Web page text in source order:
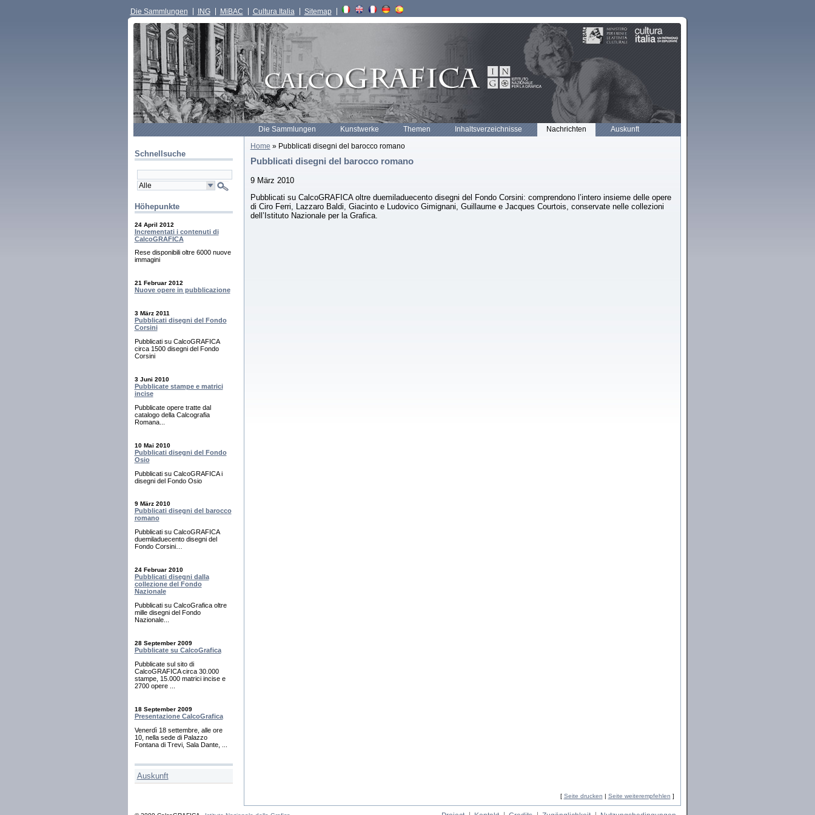
Die Sammlungen ING MiBAC Cultura Italia Sitemap
Die Sammlungen Kunstwerke Themen Inhaltsverzeichnisse Nachrichten Auskunft
Schnellsuche
Höhepunkte
24 April 2012
Incrementati i contenuti di
CalcoGRAFICA
Rese disponibili oltre 6000 nuove
immagini
21 Februar 2012
Nuove opere in pubblicazione
3 März 2011
Pubblicati disegni del Fondo
Corsini
Pubblicati su CalcoGRAFICA
circa 1500 disegni del Fondo
Corsini
3 Juni 2010
Pubblicate stampe e matrici
incise
Pubblicate opere tratte dal
catalogo della Calcografia
Romana...
10 Mai 2010
Pubblicati disegni del Fondo
Osio
Pubblicati su CalcoGRAFICA i
disegni del Fondo Osio
9 März 2010
Pubblicati disegni del barocco
romano
Pubblicati su CalcoGRAFICA
duemiladuecento disegni del
Fondo Corsini…
24 Februar 2010
Pubblicati disegni dalla
collezione del Fondo
Nazionale
Pubblicati su CalcoGrafica oltre
mille disegni del Fondo
Nazionale...
28 September 2009
Pubblicate su CalcoGrafica
Pubblicate sul sito di
CalcoGRAFICA circa 30.000
stampe, 15.000 matrici incise e
2700 opere ...
18 September 2009
Presentazione CalcoGrafica
Venerdì 18 settembre, alle ore
10, nella sede di Palazzo
Fontana di Trevi, Sala Dante, ...
Auskunft
Home » Pubblicati disegni del barocco romano
Pubblicati disegni del barocco romano
9 März 2010
Pubblicati su CalcoGRAFICA oltre duemiladuecento disegni del Fondo Corsini: comprendono l’intero insieme delle opere
di Ciro Ferri, Lazzaro Baldi, Giacinto e Ludovico Gimignani, Guillaume e Jacques Courtois, conservate nelle collezioni
dell’Istituto Nazionale per la Grafica.
[ Seite drucken Seite weiterempfehlen ]